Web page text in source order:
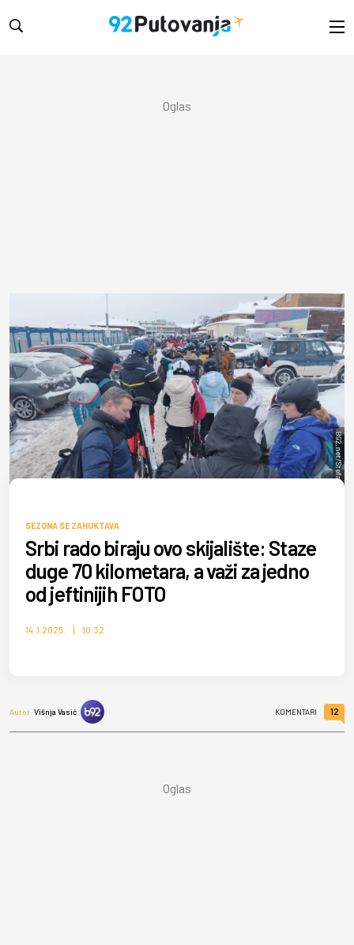
B92.net/Stefan Smuđa
SEZONA SE ZAHUKTAVA
Srbi rado biraju ovo skijalište: Staze
duge 70 kilometara, a važi za jedno
od jeftinijih FOTO
14.1.2025. 10:32
Autor:Višnja Vasić KOMENTARI 12